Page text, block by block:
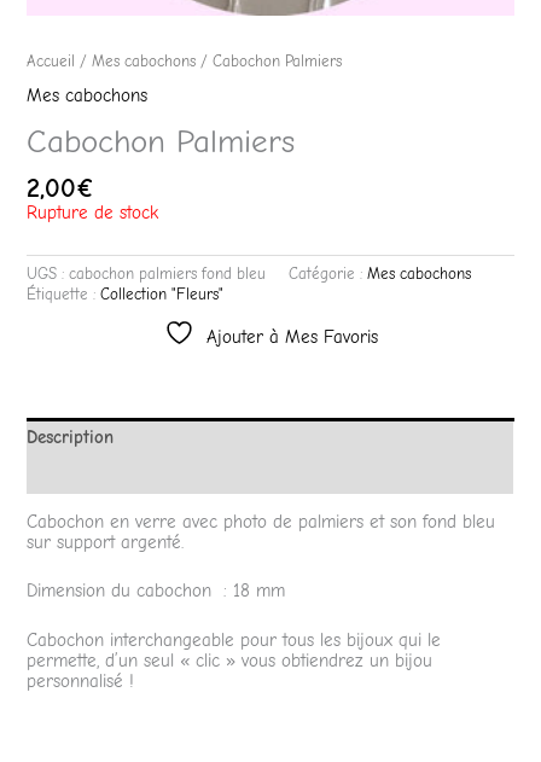
Accueil /Mes cabochons / Cabochon Palmiers
Mes cabochons
Cabochon Palmiers
2,00€
Rupture de stock
UGS :cabochon palmiers fond bleu Catégorie :Mes cabochons
Étiquette :Collection "Fleurs"
Ajouter à Mes Favoris
Description
Cabochon en verre avec photo de palmiers et son fond bleu
sur support argenté.
Dimension du cabochon : 18 mm
Cabochon interchangeable pour tous les bijoux qui le
permette, d’un seul « clic » vous obtiendrez un bijou
personnalisé !